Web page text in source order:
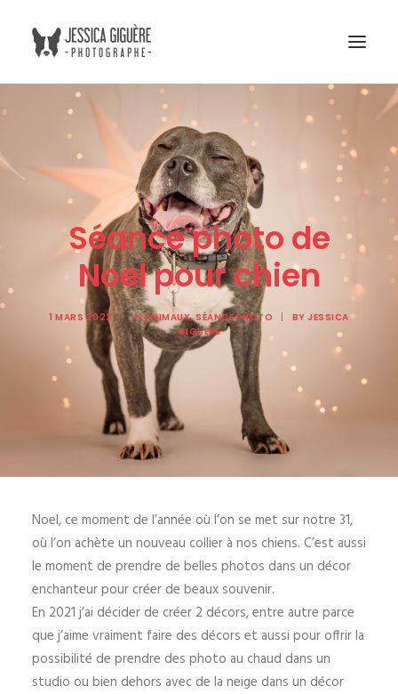
Studio
Extérieur
Humain et chien
Commercial
Cours photo
Me contacter
Atelier Boreal
Séance photo de
Noel pour chien
1 MARS 2022 | INANIMAUX,SÉANCE PHOTO | BYJESSICA
GIGUÈRE
Noel, ce moment de l’année où l’on se met sur notre 31,
où l’on achète un nouveau collier à nos chiens. C’est aussi
le moment de prendre de belles photos dans un décor
enchanteur pour créer de beaux souvenir.
En 2021 j’ai décider de créer 2 décors, entre autre parce
que j’aime vraiment faire des décors et aussi pour offrir la
possibilité de prendre des photo au chaud dans un
studio ou bien dehors avec de la neige dans un décor